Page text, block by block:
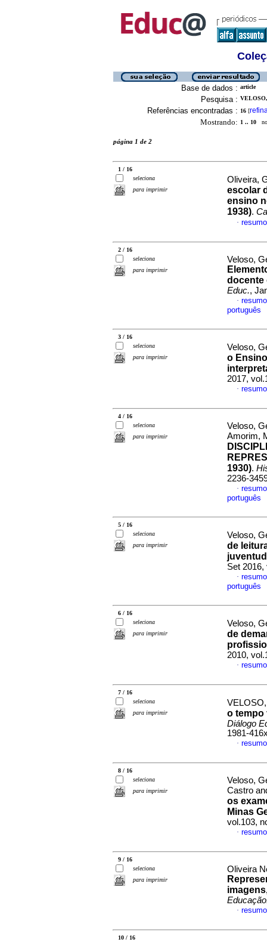
Base de dados : article
Pesquisa :
Referências encontradas : 16 [
Mostrando: 1 .. 10
página 1 de 2
1 / 16
seleciona
para imprimir
Oliveira,
escolar
ensino
1938).
·
2 / 16
seleciona
para imprimir
Veloso,
docente
Educ.,
·
português
3 / 16
seleciona
para imprimir
Veloso,
o
2017,
·
4 / 16
seleciona
para imprimir
Veloso,
Amorim,
1930).
2236-
·
português
5 / 16
seleciona
para imprimir
Veloso,
de
Set 2016,
·
português
6 / 16
seleciona
para imprimir
Veloso,
de
2010,
·
7 / 16
seleciona
para imprimir
o tempo
Diálogo
1981-
·
8 / 16
seleciona
para imprimir
Veloso,
Castro
os
Minas
vol.103,
·
9 / 16
seleciona
para imprimir
Oliveira
·
10 / 16